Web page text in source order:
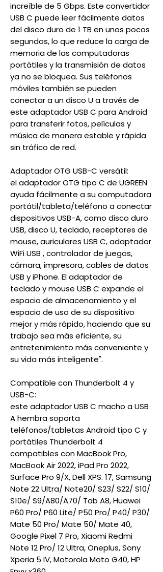
increíble de 5 Gbps. Este convertidor
USB C puede leer fácilmente datos
del disco duro de 1 TB en unos pocos
segundos, lo que reduce la carga de
memoria de las computadoras
portátiles y la transmisión de datos
ya no se bloquea. Sus teléfonos
móviles también se pueden
conectar a un disco U a través de
este adaptador USB C para Android
para transferir fotos, películas y
música de manera estable y rápida
sin tráfico de red.
Adaptador OTG USB-C versátil:
el adaptador OTG tipo C de UGREEN
ayuda fácilmente a su computadora
portátil/tableta/teléfono a conectar
dispositivos USB-A, como disco duro
USB, disco U, teclado, receptores de
mouse, auriculares USB C, adaptador
WiFi USB , controlador de juegos,
cámara, impresora, cables de datos
USB y iPhone. El adaptador de
teclado y mouse USB C expande el
espacio de almacenamiento y el
espacio de uso de su dispositivo
mejor y más rápido, haciendo que su
trabajo sea más eficiente, su
entretenimiento más conveniente y
su vida más inteligente".
Compatible con Thunderbolt 4 y
USB-C:
este adaptador USB C macho a USB
A hembra soporta
teléfonos/tabletas Android tipo C y
portátiles Thunderbolt 4
compatibles con MacBook Pro,
MacBook Air 2022, iPad Pro 2022,
Surface Pro 9/X, Dell XPS. 17, Samsung
Note 22 Ultra/ Note20/ S23/ S22/ S10/
S10e/ S9/A80/A70/ Tab A8, Huawei
P60 Pro/ P60 Lite/ P50 Pro/ P40/ P30/
Mate 50 Pro/ Mate 50/ Mate 40,
Google Pixel 7 Pro, Xiaomi Redmi
Note 12 Pro/ 12 Ultra, Oneplus, Sony
Xperia 5 IV, Motorola Moto G40, HP